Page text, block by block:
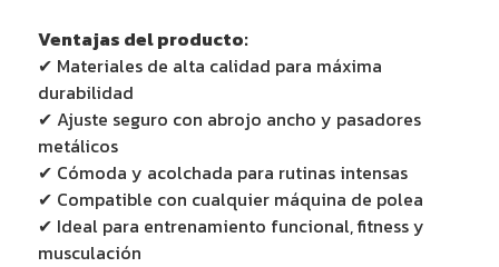
Ventajas del producto:
✔ Materiales de alta calidad para máxima
durabilidad
✔ Ajuste seguro con abrojo ancho y pasadores
metálicos
✔ Cómoda y acolchada para rutinas intensas
✔ Compatible con cualquier máquina de polea
✔ Ideal para entrenamiento funcional, fitness y
musculación